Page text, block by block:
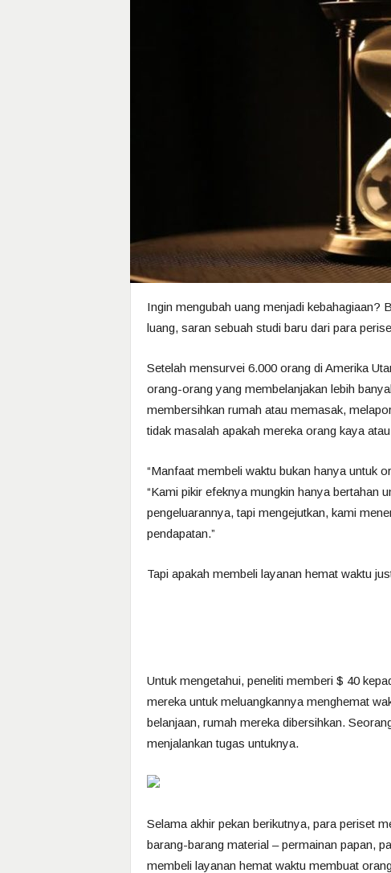
Ingin mengubah uang menjadi kebahagiaan?
luang, saran sebuah studi baru dari para
Setelah mensurvei 6.000 orang di Amerika
orang-orang yang membelanjakan lebih
membersihkan rumah atau memasak,
tidak masalah apakah mereka orang kaya
“Manfaat membeli waktu bukan hanya untuk
“Kami pikir efeknya mungkin hanya bertahan
pengeluarannya, tapi mengejutkan, kami
pendapatan.”
Tapi apakah membeli layanan hemat waktu
Untuk mengetahui, peneliti memberi $ 40
mereka untuk meluangkannya menghemat
belanjaan, rumah mereka dibersihkan.
menjalankan tugas untuknya.
Selama akhir pekan berikutnya, para periset
barang-barang material – permainan papan,
membeli layanan hemat waktu membuat